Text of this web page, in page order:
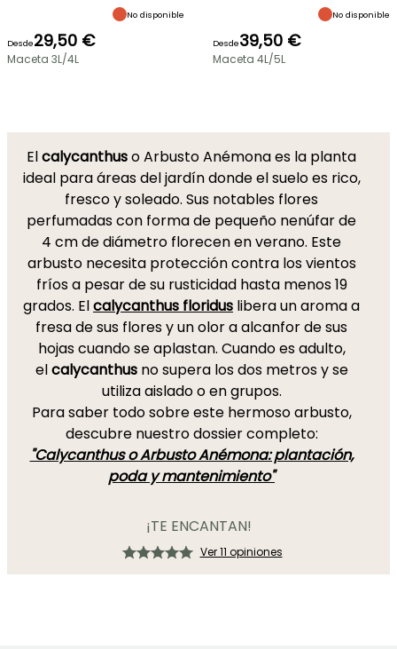
No disponible
Desde29,50 €
Maceta 3L/4L
No disponible
Desde39,50 €
Maceta 4L/5L
Elcalycanthuso Arbusto Anémona es la planta
ideal para áreas del jardín donde el suelo es rico,
fresco y soleado. Sus notables flores
perfumadas con forma de pequeño nenúfar de
4 cm de diámetro florecen en verano. Este
arbusto necesita protección contra los vientos
fríos a pesar de su rusticidad hasta menos 19
grados. Elcalycanthus floridus libera un aroma a
fresa de sus flores y un olor a alcanfor de sus
hojas cuando se aplastan. Cuando es adulto,
elcalycanthusno supera los dos metros y se
utiliza aislado o en grupos.
Para saber todo sobre este hermoso arbusto,
descubre nuestro dossier completo:
"Calycanthus o Arbusto Anémona: plantación,
poda y mantenimiento"
¡TE ENCANTAN!
Ver 11 opiniones